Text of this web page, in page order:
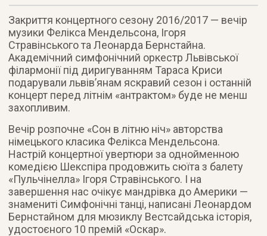
Закриття концертного сезону 2016/2017 — вечір
музики Фелікса Мендельсона, Ігоря
Стравінського та Леонарда Бернстайна.
Академічний симфонічний оркестр Львівської
філармонії під диригуванням Тараса Криси
подарували львів’янам яскравий сезон і останній
концерт перед літнім «антрактом» буде не менш
захопливим.
Вечір розпочне «Сон в літню ніч» авторства
німецького класика Фелікса Мендельсона.
Настрій концертної увертюри за однойменною
комедією Шекспіра продовжить сюїта з балету
«Пульчінелла» Ігоря Стравінського. І на
завершення нас очікує мандрівка до Америки —
знамениті Симфонічні танці, написані Леонардом
Бернстайном для мюзиклу Вестсайдська історія,
удостоєного 10 премій «Оскар».